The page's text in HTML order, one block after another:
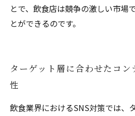
とで、飲食店は競争の激しい市場
とができるのです。
ターゲット層に合わせたコ
性
飲食業界におけるSNS対策では、